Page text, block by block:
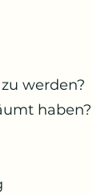
werden?
haben?